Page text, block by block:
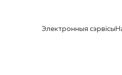
Электронныя сэрвісы